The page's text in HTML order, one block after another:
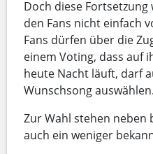
Doch diese
den Fans nicht einfach
Fans dürfen über die
einem Voting, dass auf
heute Nacht läuft, darf
Wunschsong auswählen.
Zur Wahl stehen neben
auch ein weniger